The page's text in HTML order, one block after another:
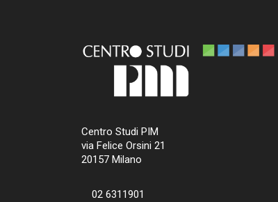
Centro Studi PIM
via Felice Orsini 21
20157 Milano
02 6311901